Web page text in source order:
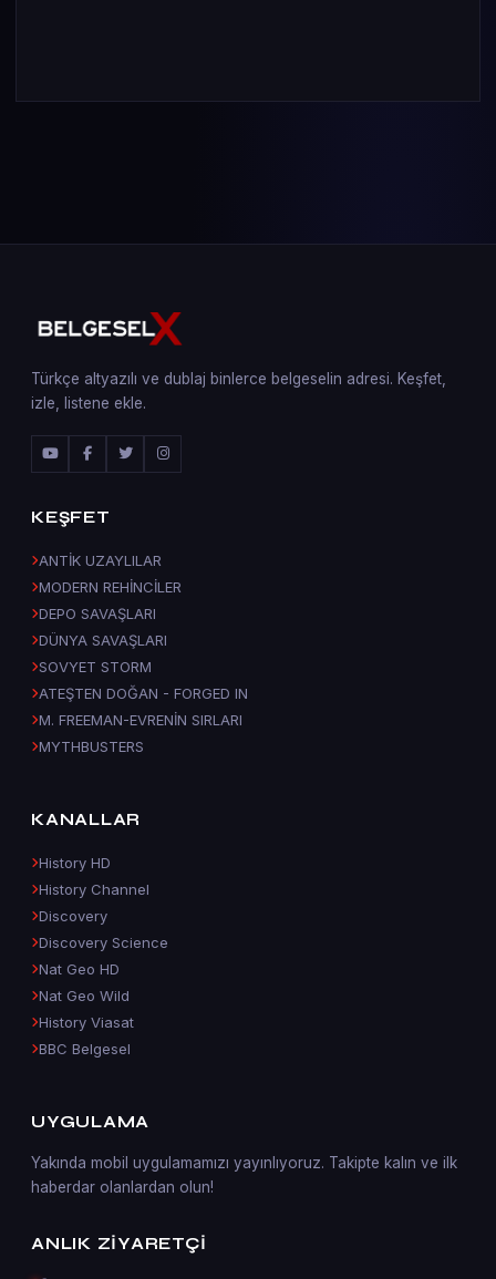
Türkçe altyazılı ve dublaj binlerce belgeselin adresi. Keşfet,
izle, listene ekle.
KEŞFET
ANTİK UZAYLILAR
MODERN REHİNCİLER
DEPO SAVAŞLARI
DÜNYA SAVAŞLARI
SOVYET STORM
ATEŞTEN DOĞAN - FORGED IN
M. FREEMAN-EVRENİN SIRLARI
MYTHBUSTERS
KANALLAR
History HD
History Channel
Discovery
Discovery Science
Nat Geo HD
Nat Geo Wild
History Viasat
BBC Belgesel
UYGULAMA
Yakında mobil uygulamamızı yayınlıyoruz. Takipte kalın ve ilk
haberdar olanlardan olun!
ANLIK ZIYARETÇI